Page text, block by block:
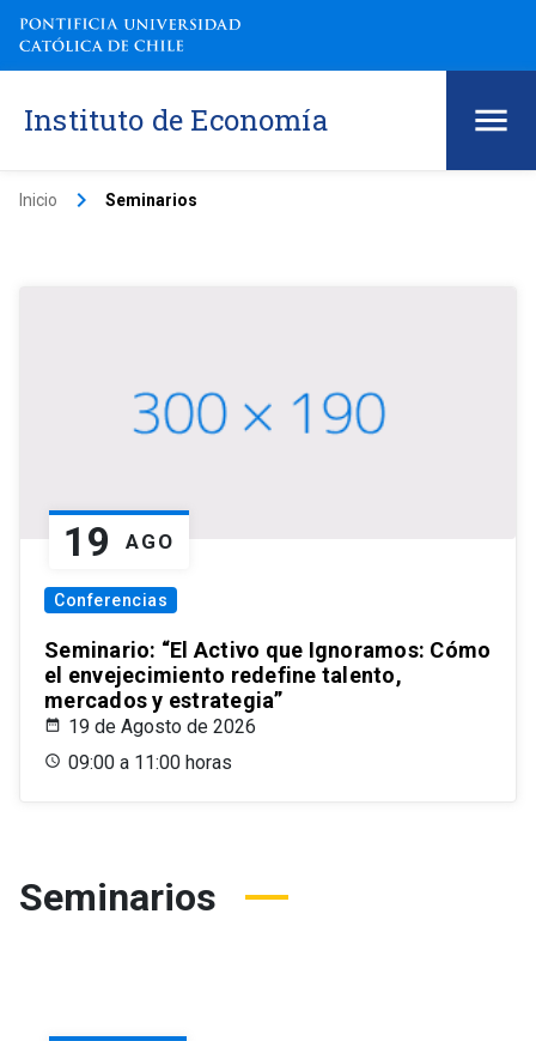
Instituto de Economía
Inicio keyboard_arrow_right Seminarios
19 AGO
Conferencias
Seminario: “El Activo que Ignoramos: Cómo
el envejecimiento redefine talento,
mercados y estrategia”
19 de Agosto de 2026
09:00 a 11:00 horas
Seminarios